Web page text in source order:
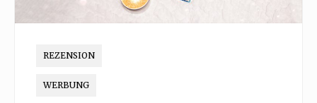
REZENSION
WERBUNG